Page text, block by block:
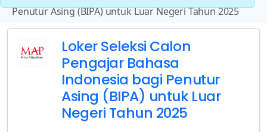
Penutur Asing (BIPA) untuk Luar Negeri Tahun 2025
Loker Seleksi Calon
Pengajar Bahasa
Indonesia bagi Penutur
Asing (BIPA) untuk Luar
Negeri Tahun 2025